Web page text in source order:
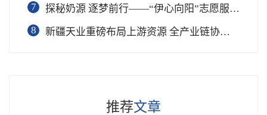
7
​探秘奶源 逐梦前行——“伊心向阳”志愿服务队开展幼儿园科普公益志愿活动
8
新疆天业重磅布局上游资源 全产业链协同再塑成长新动能
推荐文章